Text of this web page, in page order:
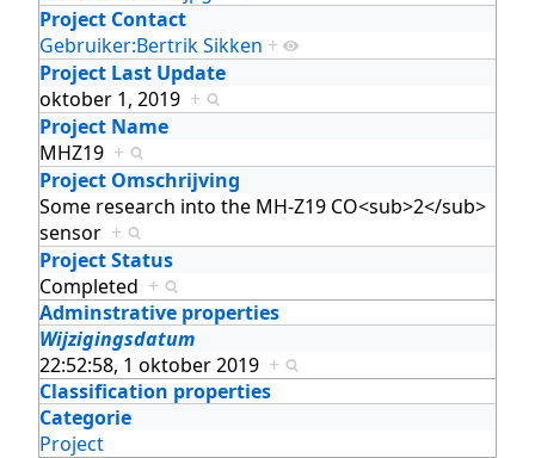
Project Contact
Gebruiker:Bertrik Sikken +
Project Last Update
oktober 1, 2019 +
Project Name
MHZ19 +
Project Omschrijving
Some research into the MH-Z19 CO<sub>2</sub>
sensor +
Project Status
Completed +
Adminstrative properties
Wijzigingsdatum
22:52:58, 1 oktober 2019 +
Classification properties
Categorie
Project